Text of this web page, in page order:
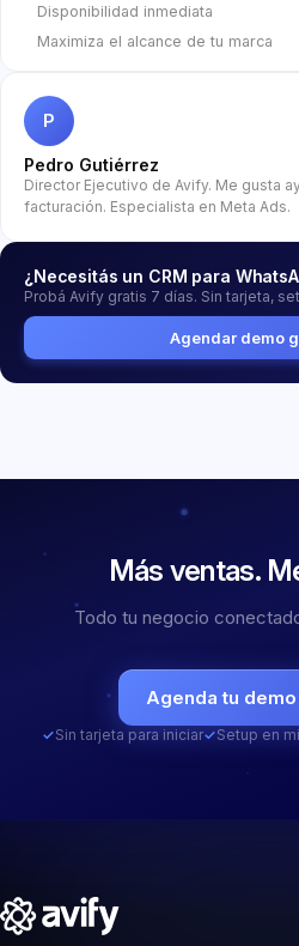
Disponibilidad inmediata
Maximiza el alcance de tu marca
P
Pedro Gutiérrez
Director Ejecutivo de Avify. Me gusta
facturación. Especialista en Meta Ads.
¿Necesitás un CRM para
Probá Avify gratis 7 días. Sin tarjeta,
Agendar demo
Más ventas.
Todo tu negocio
Agenda tu
✓Sin tarjeta para iniciar✓Setup en